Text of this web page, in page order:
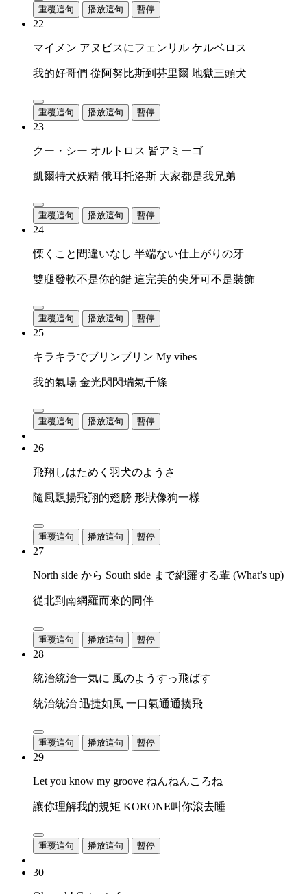
重覆這句 播放這句 暫停
22
マイメン アヌビスにフェンリル ケルベロス
我的好哥們 從阿努比斯到芬里爾 地獄三頭犬
重覆這句 播放這句 暫停
23
クー・シー オルトロス 皆アミーゴ
凱爾特犬妖精 俄耳托洛斯 大家都是我兄弟
重覆這句 播放這句 暫停
24
慄くこと間違いなし 半端ない仕上がりの牙
雙腿發軟不是你的錯 這完美的尖牙可不是裝飾
重覆這句 播放這句 暫停
25
キラキラでブリンブリン My vibes
我的氣場 金光閃閃瑞氣千條
重覆這句 播放這句 暫停
26
飛翔しはためく羽犬のようさ
隨風飄揚飛翔的翅膀 形狀像狗一樣
重覆這句 播放這句 暫停
27
North side から South side まで網羅する輩 (What’s up)
從北到南網羅而來的同伴
重覆這句 播放這句 暫停
28
統治統治一気に 風のようすっ飛ばす
統治統治 迅捷如風 一口氣通通揍飛
重覆這句 播放這句 暫停
29
Let you know my groove ねんねんころね
讓你理解我的規矩 KORONE叫你滾去睡
重覆這句 播放這句 暫停
30